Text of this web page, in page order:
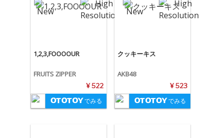
1,2,3,FOOOOUR
FRUITS ZIPPER
¥ 522
でみる
クッキーキス
AKB48
¥ 523
でみる